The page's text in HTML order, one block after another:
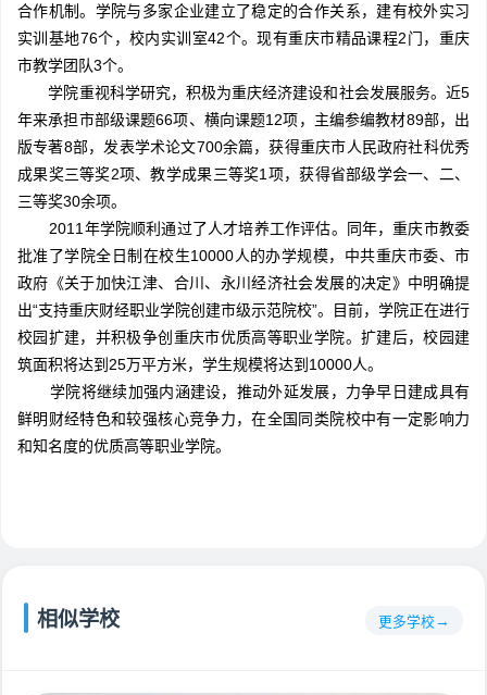
合作机制。学院与多家企业建立了稳定的合作关系，建有校外实习
实训基地76个，校内实训室42个。现有重庆市精品课程2门，重庆
市教学团队3个。
学院重视科学研究，积极为重庆经济建设和社会发展服务。近5
年来承担市部级课题66项、横向课题12项，主编参编教材89部，出
版专著8部，发表学术论文700余篇，获得重庆市人民政府社科优秀
成果奖三等奖2项、教学成果三等奖1项，获得省部级学会一、二、
三等奖30余项。
2011年学院顺利通过了人才培养工作评估。同年，重庆市教委
批准了学院全日制在校生10000人的办学规模，中共重庆市委、市
政府《关于加快江津、合川、永川经济社会发展的决定》中明确提
出“支持重庆财经职业学院创建市级示范院校”。目前，学院正在进行
校园扩建，并积极争创重庆市优质高等职业学院。扩建后，校园建
筑面积将达到25万平方米，学生规模将达到10000人。
学院将继续加强内涵建设，推动外延发展，力争早日建成具有
鲜明财经特色和较强核心竞争力，在全国同类院校中有一定影响力
和知名度的优质高等职业学院。
相似学校 更多学校